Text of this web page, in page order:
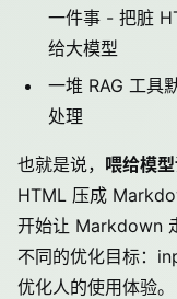
一件事 - 把脏
给大模型
一堆 RAG 工具
处理
也就是说， 喂给模
HTML 压成
开始让 Markdown
不同的优化目标：
优化人的使用体验。